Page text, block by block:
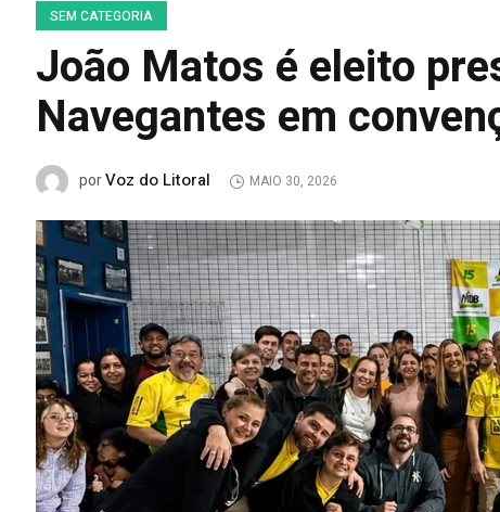
SEM CATEGORIA
João Matos é eleito
Navegantes em
porVoz do Litoral MAIO 30, 2026